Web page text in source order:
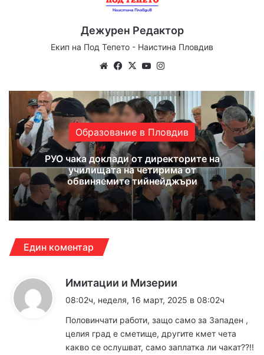
Дежурен Редактор
Екип на Под Тепето - Наистина Пловдив
WebsiteFacebook
X YouTube
Образование в Пловдив
РУО чака доклади от директорите на
училищата на четирима от
обвиняемите тийнейджъри
Един коментар
Имитации и Мизерии
а
а
:
08:02ч, неделя, 16 март, 2025 в 08:02ч
Половинчати работи, защо само за Западен ,
целия град е сметище, другите кмет чета
какво се ослушват, само заплатка ли чакат??!!